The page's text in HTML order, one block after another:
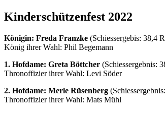
Kinderschützenfest 2022
Königin: Freda Franzke (Schiessergebis: 38,4
König ihrer Wahl: Phil Begemann
1. Hofdame: Greta Böttcher (Schiessergebnis:
Thronoffizier ihrer Wahl: Levi Söder
2. Hofdame: Merle Rüsenberg
Thronoffizier ihrer Wahl: Mats Mühl